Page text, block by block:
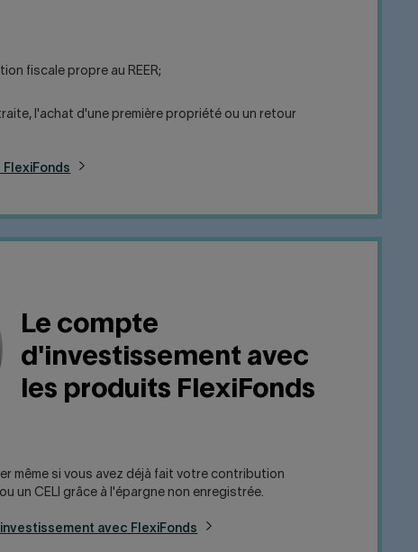
fiscale propre au REER;
l'achat d'une première propriété ou un retour
FlexiFonds
Le compte
d'investissement avec
les produits FlexiFonds
même si vous avez déjà fait votre contribution
ou un CELI grâce à l'épargne non enregistrée.
avec FlexiFonds